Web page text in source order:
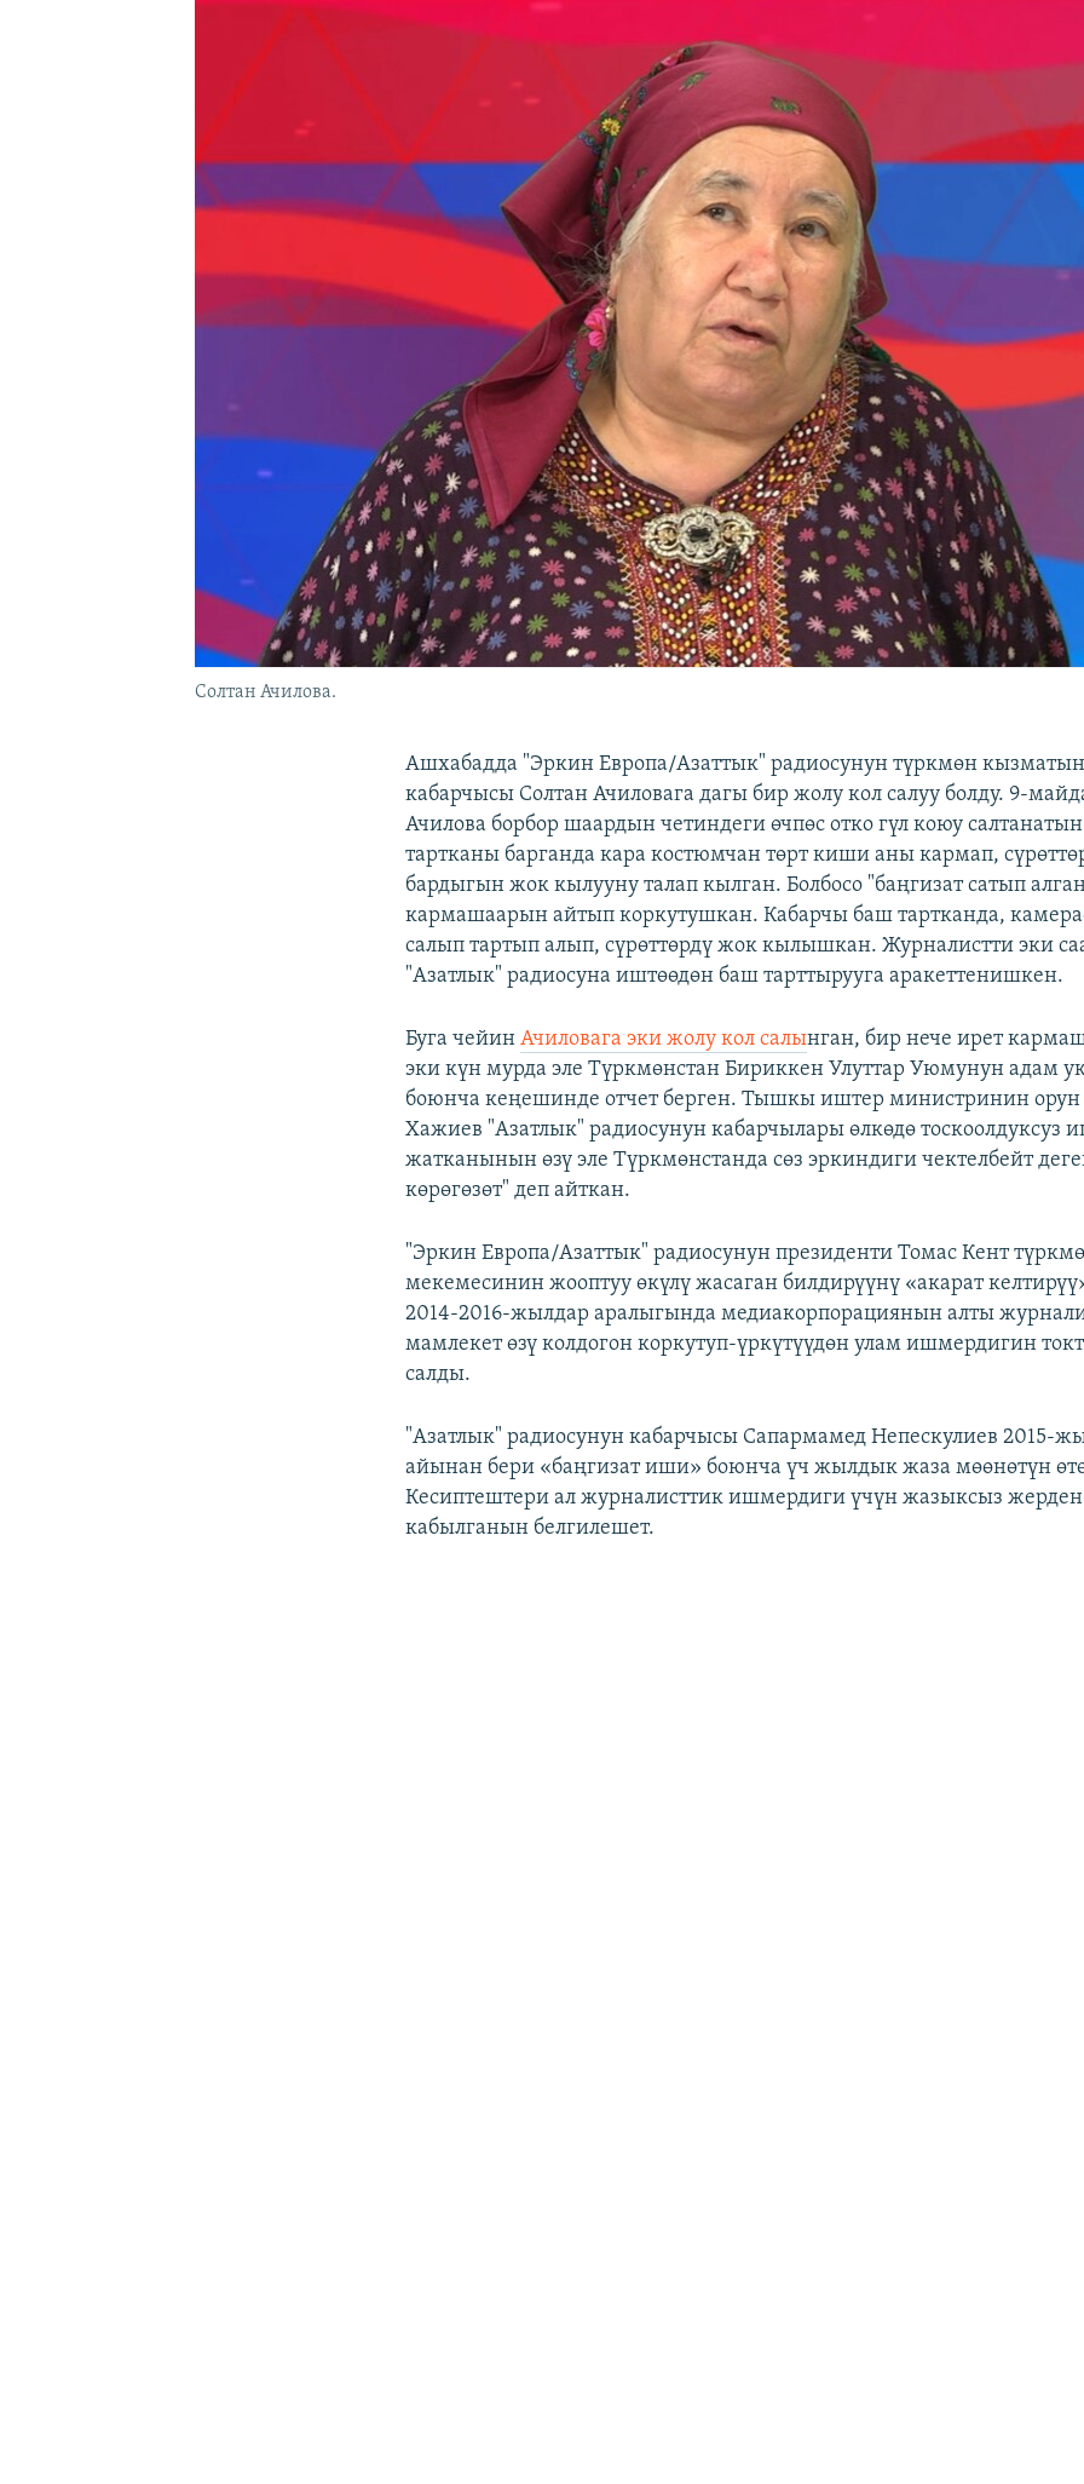
Солтан Ачилова.
Ашхабадда "Эркин Европа/Азаттык" радиосунун түркмөн
кабарчысы Солтан Ачиловага дагы бир жолу кол салуу болду. 9-
Ачилова борбор шаардын четиндеги өчпөс отко гүл коюу салтанатын
тартканы барганда кара костюмчан төрт киши аны кармап,
бардыгын жок кылууну талап кылган. Болбосо "баңгизат сатып
кармашаарын айтып коркутушкан. Кабарчы баш тартканда,
салып тартып алып, сүрөттөрдү жок кылышкан. Журналистти эки
"Азатлык" радиосуна иштөөдөн баш тарттырууга аракеттенишкен.
Буга чейинАчиловага эки жолу кол салынган, бир нече ирет
эки күн мурда эле Түркмөнстан Бириккен Улуттар Уюмунун адам
боюнча кеңешинде отчет берген. Тышкы иштер министринин орун
Хажиев "Азатлык" радиосунун кабарчылары өлкөдө тоскоолдуксуз
жатканынын өзү эле Түркмөнстанда сөз эркиндиги чектелбейт
көрөгөзөт" деп айткан.
"Эркин Европа/Азаттык" радиосунун президенти Томас Кент
мекемесинин жооптуу өкүлү жасаган билдирүүнү «акарат
2014-2016-жылдар аралыгында медиакорпорациянын алты
мамлекет өзү колдогон коркутуп-үркүтүүдөн улам ишмердигин
салды.
"Азатлык" радиосунун кабарчысы Сапармамед Непескулиев 2015-
айынан бери «баңгизат иши» боюнча үч жылдык жаза мөөнөтүн
Кесиптештери ал журналисттик ишмердиги үчүн жазыксыз жерден
кабылганын белгилешет.